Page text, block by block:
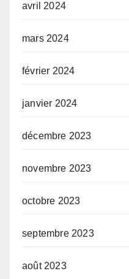
avril 2024
mars 2024
février 2024
janvier 2024
décembre 2023
novembre 2023
octobre 2023
septembre 2023
août 2023